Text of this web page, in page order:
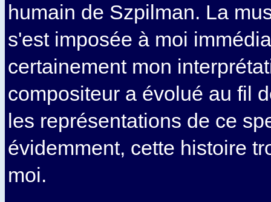
humain de Szpilman. La
s'est imposée à moi
certainement mon
compositeur a évolué au fil
les représentations de ce
évidemment, cette histoire
moi.